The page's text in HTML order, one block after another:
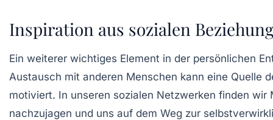
Inspiration aus sozialen
Ein weiterer wichtiges Element in der persönlichen
Austausch mit anderen Menschen kann eine Quelle
motiviert. In unseren sozialen Netzwerken finden
nachzujagen und uns auf dem Weg zur